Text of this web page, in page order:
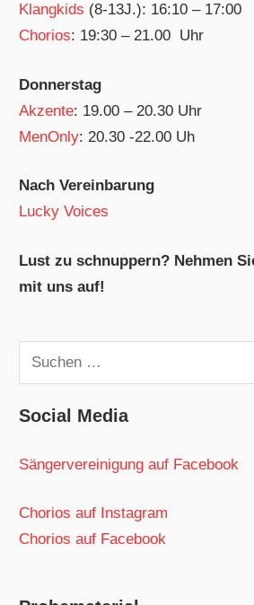
Klangkids (8-13J.): 16:10 – 17:00
Chorios: 19:30 – 21.00 Uhr
Donnerstag
Akzente: 19.00 – 20.30 Uhr
MenOnly: 20.30 -22.00 Uh
Nach Vereinbarung
Lucky Voices
Lust zu schnuppern? Nehmen
mit uns auf!
Suchen
nach:
Social Media
Sängervereinigung auf Facebook
Chorios auf Instagram
Chorios auf Facebook